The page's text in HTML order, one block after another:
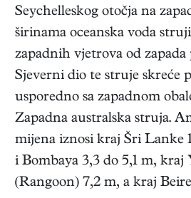
Seychelleskog otočja na
širinama oceanska voda
zapadnih vjetrova od zapada
Sjeverni dio te struje skreće
usporedno sa zapadnom
Zapadna australska struja.
mijena iznosi kraj Šri Lanke
i Bombaya 3,3 do 5,1 m, kraj
(Rangoon) 7,2 m, a kraj